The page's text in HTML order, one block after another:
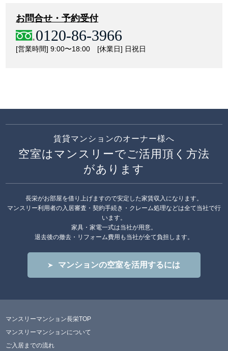
お問合せ・予約受付
0120-86-3966
[営業時間] 9:00〜18:00 [休業日] 日祝日
賃貸マンションのオーナー様へ
空室はマンスリーでご活用頂く方法
があります
長栄がお部屋を借り上げますので安定した家賃収入になります。
マンスリー利用者の入居審査・契約手続き・クレーム処理などは全て当社で行
います。
家具・家電一式は当社が用意。
退去後の撤去・リフォーム費用も当社が全て負担します。
マンションの空室を活用するには
マンスリーマンション長栄TOP
マンスリーマンションについて
ご入居までの流れ